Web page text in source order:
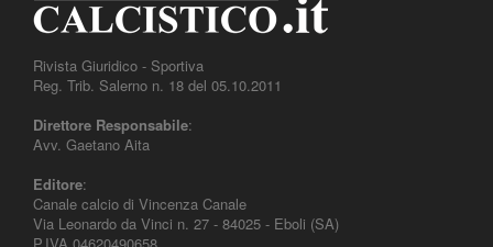
Rivista Giuridico - Sportiva
Reg. Trib. Salerno n. 18 del 05.10.2011
Direttore Responsabile:
Avv. Gaetano Aita
Editore:
Canale calcio di Vincenza Canale
Via Leonardo da Vinci n. 27 - 84025 - Eboli (SA)